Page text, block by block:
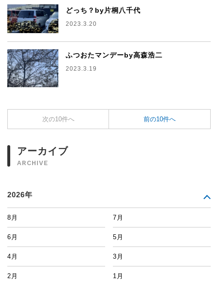
どっち？by片桐八千代
2023.3.20
ふつおたマンデーby高森浩二
2023.3.19
次の10件へ 前の10件へ
アーカイブ
ARCHIVE
2026年
8月 7月
6月 5月
4月 3月
2月 1月